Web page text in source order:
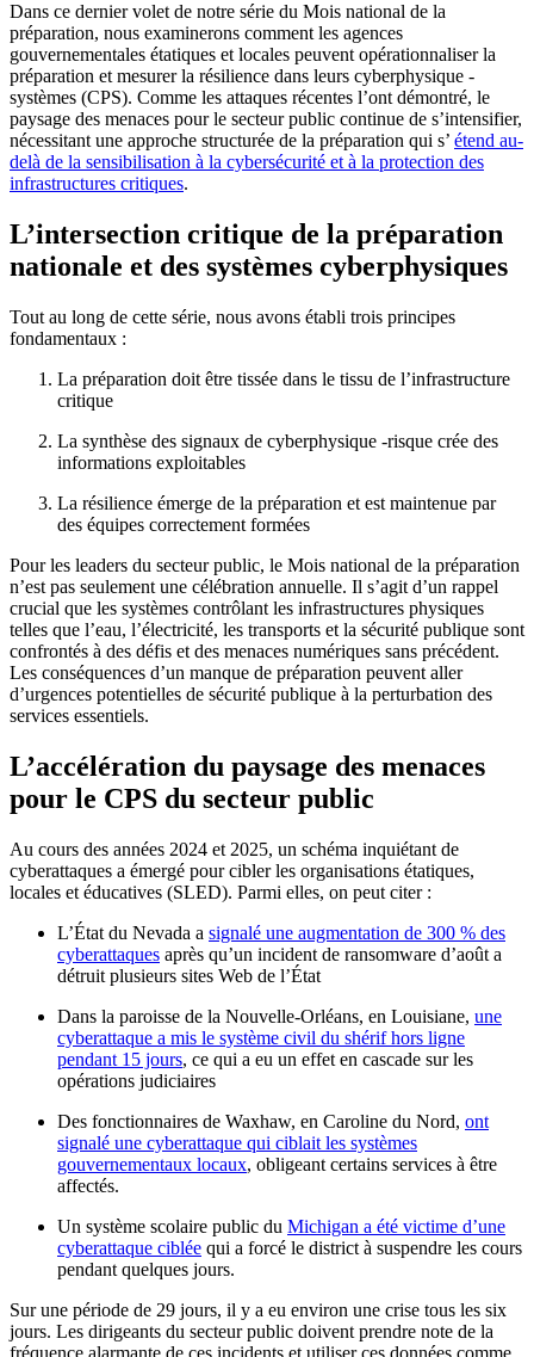
Dans ce dernier volet de notre série du Mois national de la
préparation, nous examinerons comment les agences
gouvernementales étatiques et locales peuvent opérationnaliser la
préparation et mesurer la résilience dans leurs cyberphysique -
systèmes (CPS). Comme les attaques récentes l’ont démontré, le
paysage des menaces pour le secteur public continue de s’intensifier,
nécessitant une approche structurée de la préparation qui s’ étend au-
delà de la sensibilisation à la cybersécurité et à la protection des
infrastructures critiques.
L’intersection critique de la préparation
nationale et des systèmes cyberphysiques
Tout au long de cette série, nous avons établi trois principes
fondamentaux :
La préparation doit être tissée dans le tissu de l’infrastructure
critique
La synthèse des signaux de cyberphysique -risque crée des
informations exploitables
La résilience émerge de la préparation et est maintenue par
des équipes correctement formées
Pour les leaders du secteur public, le Mois national de la préparation
n’est pas seulement une célébration annuelle. Il s’agit d’un rappel
crucial que les systèmes contrôlant les infrastructures physiques
telles que l’eau, l’électricité, les transports et la sécurité publique sont
confrontés à des défis et des menaces numériques sans précédent.
Les conséquences d’un manque de préparation peuvent aller
d’urgences potentielles de sécurité publique à la perturbation des
services essentiels.
L’accélération du paysage des menaces
pour le CPS du secteur public
Au cours des années 2024 et 2025, un schéma inquiétant de
cyberattaques a émergé pour cibler les organisations étatiques,
locales et éducatives (SLED). Parmi elles, on peut citer :
L’État du Nevada a signalé une augmentation de 300 % des
cyberattaques après qu’un incident de ransomware d’août a
détruit plusieurs sites Web de l’État
Dans la paroisse de la Nouvelle-Orléans, en Louisiane, une
cyberattaque a mis le système civil du shérif hors ligne
pendant 15 jours, ce qui a eu un effet en cascade sur les
opérations judiciaires
Des fonctionnaires de Waxhaw, en Caroline du Nord, ont
signalé une cyberattaque qui ciblait les systèmes
gouvernementaux locaux, obligeant certains services à être
affectés.
Un système scolaire public du Michigan a été victime d’une
cyberattaque ciblée qui a forcé le district à suspendre les cours
pendant quelques jours.
Sur une période de 29 jours, il y a eu environ une crise tous les six
jours. Les dirigeants du secteur public doivent prendre note de la
fréquence alarmante de ces incidents et utiliser ces données comme